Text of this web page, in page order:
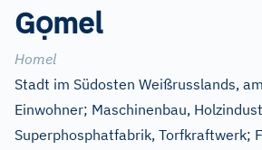
Gọmel
Homel
Stadt im Südosten Weißrusslands,
Einwohner; Maschinenbau,
Superphosphatfabrik, Torfkraftwerk;